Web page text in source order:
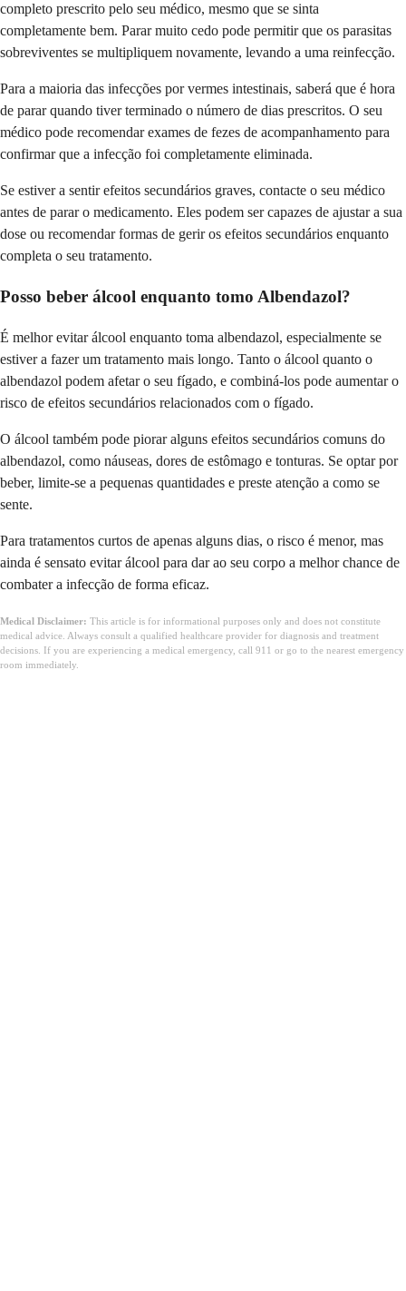
completo prescrito pelo seu médico, mesmo que se sinta
completamente bem. Parar muito cedo pode permitir que os parasitas
sobreviventes se multipliquem novamente, levando a uma reinfecção.
Para a maioria das infecções por vermes intestinais, saberá que é hora
de parar quando tiver terminado o número de dias prescritos. O seu
médico pode recomendar exames de fezes de acompanhamento para
confirmar que a infecção foi completamente eliminada.
Se estiver a sentir efeitos secundários graves, contacte o seu médico
antes de parar o medicamento. Eles podem ser capazes de ajustar a sua
dose ou recomendar formas de gerir os efeitos secundários enquanto
completa o seu tratamento.
Posso beber álcool enquanto tomo Albendazol?
É melhor evitar álcool enquanto toma albendazol, especialmente se
estiver a fazer um tratamento mais longo. Tanto o álcool quanto o
albendazol podem afetar o seu fígado, e combiná-los pode aumentar o
risco de efeitos secundários relacionados com o fígado.
O álcool também pode piorar alguns efeitos secundários comuns do
albendazol, como náuseas, dores de estômago e tonturas. Se optar por
beber, limite-se a pequenas quantidades e preste atenção a como se
sente.
Para tratamentos curtos de apenas alguns dias, o risco é menor, mas
ainda é sensato evitar álcool para dar ao seu corpo a melhor chance de
combater a infecção de forma eficaz.
Medical Disclaimer: This article is for informational purposes only and does not constitute
medical advice. Always consult a qualified healthcare provider for diagnosis and treatment
decisions. If you are experiencing a medical emergency, call 911 or go to the nearest emergency
room immediately.